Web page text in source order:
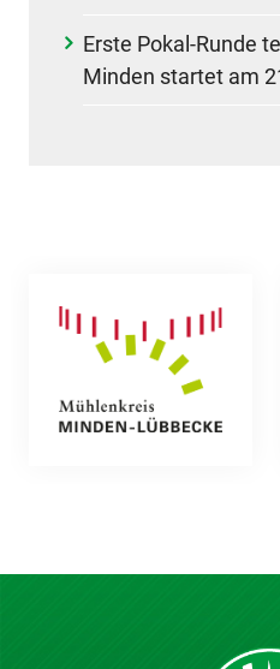
Erste Pokal-Runde
Minden startet am